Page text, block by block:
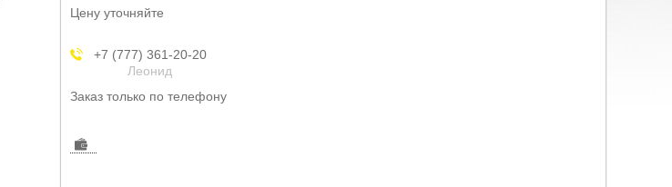
Цену уточняйте
+7 (777) 361-20-20
Леонид
Заказ только по телефону